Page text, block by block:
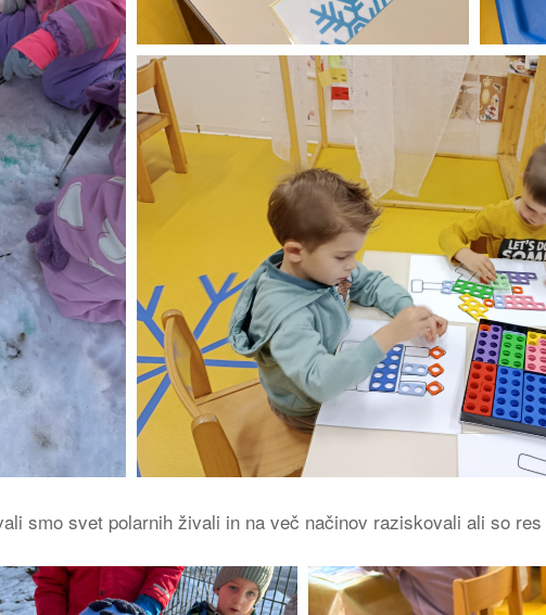
smo svet polarnih živali in na več načinov raziskovali ali so